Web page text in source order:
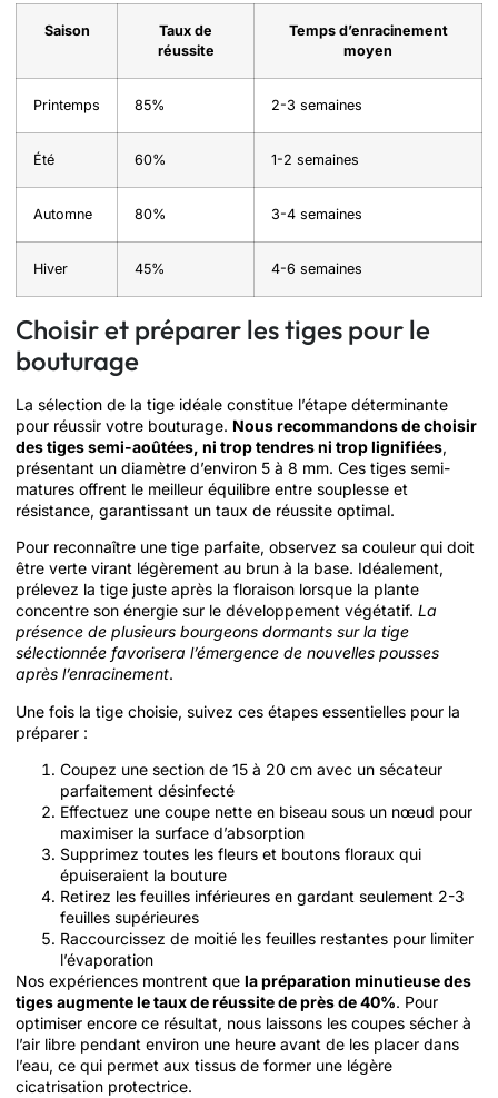
Saison
Taux de
réussite
Temps d’enracinement
moyen
Printemps 85% 2-3 semaines
Été 60% 1-2 semaines
Automne 80% 3-4 semaines
Hiver 45% 4-6 semaines
Choisir et préparer les tiges pour le
bouturage
La sélection de la tige idéale constitue l’étape déterminante
pour réussir votre bouturage. Nous recommandons de choisir
des tiges semi-aoûtées, ni trop tendres ni trop lignifiées,
présentant un diamètre d’environ 5 à 8 mm. Ces tiges semi-
matures offrent le meilleur équilibre entre souplesse et
résistance, garantissant un taux de réussite optimal.
Pour reconnaître une tige parfaite, observez sa couleur qui doit
être verte virant légèrement au brun à la base. Idéalement,
prélevez la tige juste après la floraison lorsque la plante
concentre son énergie sur le développement végétatif. La
présence de plusieurs bourgeons dormants sur la tige
sélectionnée favorisera l’émergence de nouvelles pousses
après l’enracinement.
Une fois la tige choisie, suivez ces étapes essentielles pour la
préparer :
Coupez une section de 15 à 20 cm avec un sécateur
parfaitement désinfecté
Effectuez une coupe nette en biseau sous un nœud pour
maximiser la surface d’absorption
Supprimez toutes les fleurs et boutons floraux qui
épuiseraient la bouture
Retirez les feuilles inférieures en gardant seulement 2-3
feuilles supérieures
Raccourcissez de moitié les feuilles restantes pour limiter
l’évaporation
Nos expériences montrent que la préparation minutieuse des
tiges augmente le taux de réussite de près de 40%. Pour
optimiser encore ce résultat, nous laissons les coupes sécher à
l’air libre pendant environ une heure avant de les placer dans
l’eau, ce qui permet aux tissus de former une légère
cicatrisation protectrice.